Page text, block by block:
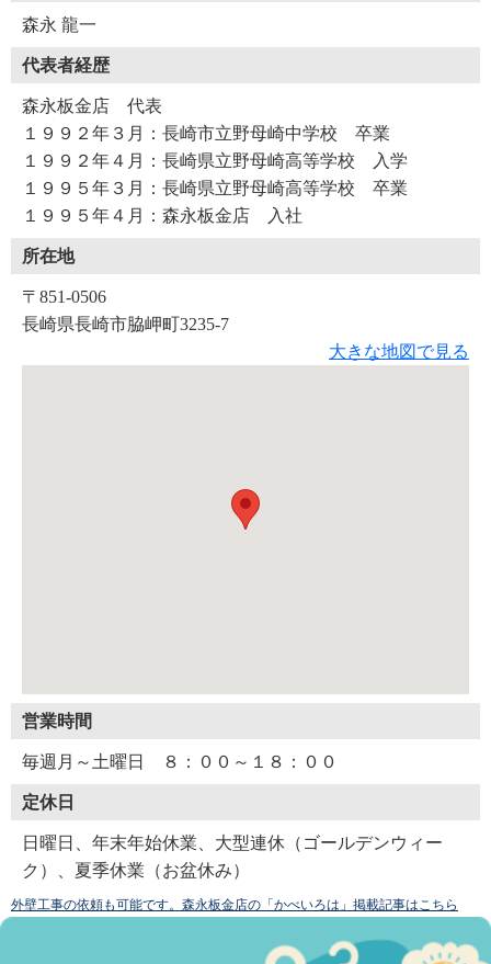
森永 龍一
代表者経歴
森永板金店 代表
１９９２年３月：長崎市立野母崎中学校 卒業
１９９２年４月：長崎県立野母崎高等学校 入学
１９９５年３月：長崎県立野母崎高等学校 卒業
１９９５年４月：森永板金店 入社
所在地
〒851-0506
長崎県長崎市脇岬町3235-7
大きな地図で見る
営業時間
毎週月～土曜日 ８：００～１８：００
定休日
日曜日、年末年始休業、大型連休（ゴールデンウィー
ク）、夏季休業（お盆休み）
外壁工事の依頼も可能です。森永板金店の「かべいろは」掲載記事はこちら